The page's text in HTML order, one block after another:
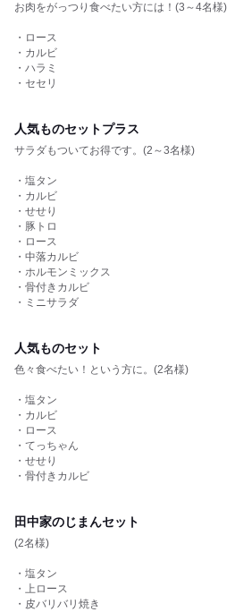
お肉をがっつり食べたい方には！(3～4名様)
・ロース
・カルビ
・ハラミ
・セセリ
人気ものセットプラス
サラダもついてお得です。(2～3名様)
・塩タン
・カルビ
・せせり
・豚トロ
・ロース
・中落カルビ
・ホルモンミックス
・骨付きカルビ
・ミニサラダ
人気ものセット
色々食べたい！という方に。(2名様)
・塩タン
・カルビ
・ロース
・てっちゃん
・せせり
・骨付きカルビ
田中家のじまんセット
(2名様)
・塩タン
・上ロース
・皮バリバリ焼き